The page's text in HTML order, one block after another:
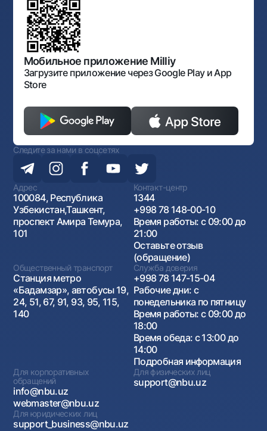
Карта сайта
Галерея изобразительного искусства Узбекистана
документов
Нормативно-правовые документы
Порядок и режим работы НБУ
Открытые данные
Антимонопольный комплаенс
Мобильное приложение Milliy
Загрузите приложение через Google Play и App
Store
Следите за нами в соцсетях
Адрес
100084, Республика
Узбекистан,Ташкент,
проспект Амира Темура,
101
Контакт-центр
1344
+998 78 148-00-10
Время работы: с 09:00 до
21:00
Оставьте отзыв
(обращение)
Общественный транспорт
Станция метро
«Бадамзар», автобусы 19,
24, 51, 67, 91, 93, 95, 115,
140
Служба доверия
+998 78 147-15-04
Рабочие дни: с
понедельника по пятницу
Время работы: с 09:00 до
18:00
Время обеда: с 13:00 до
14:00
Подробная информация
Для корпоративных
обращений
info@nbu.uz
webmaster@nbu.uz
Для физических лиц
support@nbu.uz
Для юридических лиц
support_business@nbu.uz